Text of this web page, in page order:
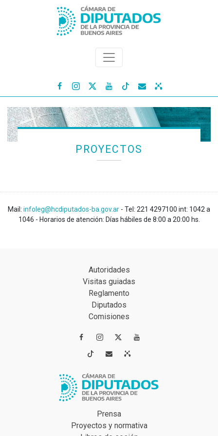
   
PROYECTOS
Mail: infoleg@hcdiputados-ba.gov.ar - Tel: 221 4297100 int: 1042 a
1046 - Horarios de atención: Días hábiles de 8:00 a 20:00 hs.
Autoridades
Visitas guiadas
Reglamento
Diputados
Comisiones
 
 
Prensa
Proyectos y normativa